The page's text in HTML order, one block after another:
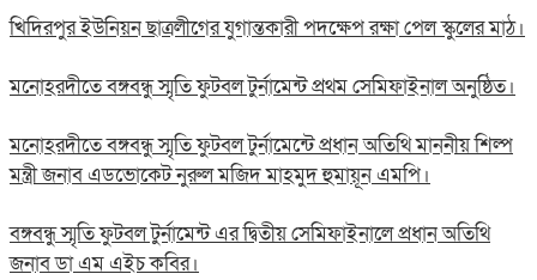
খিদিরপুর ইউনিয়ন ছাত্রলীগের যুগান্তকারী পদক্ষেপ রক্ষা পেল স্কুলের মাঠ।
মনোহরদীতে বঙ্গবন্ধু স্মৃতি ফুটবল টুর্নামেন্ট প্রথম সেমিফাইনাল অনুষ্ঠিত।
মনোহরদীতে বঙ্গবন্ধু স্মৃতি ফুটবল টুর্নামেন্টে প্রধান অতিথি মাননীয় শিল্প
মন্ত্রী জনাব এডভোকেট নুরুল মজিদ মাহমুদ হুমায়ূন এমপি।
বঙ্গবন্ধু স্মৃতি ফুটবল টুর্নামেন্ট এর দ্বিতীয় সেমিফাইনালে প্রধান অতিথি
জনাব ডা এম এইচ কবির।